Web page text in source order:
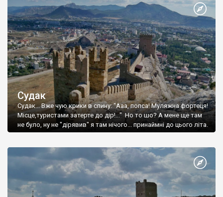
Судак
Судак... Вже чую крики в спину: "Ааа, попса! Муляжна фортеця!
Місце,туристами затерте до дір!..." Но то шо? А мене ще там
не було, ну не "дірявив" я там нічого... принаймні до цього літа.